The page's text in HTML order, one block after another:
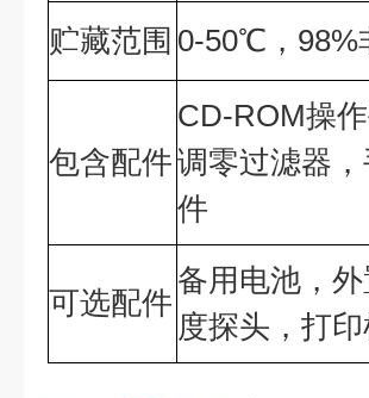
贮藏范围 0-50℃，98%
包含配件
CD-ROM操
调零过滤器
件
可选配件
备用电池，
度探头，打